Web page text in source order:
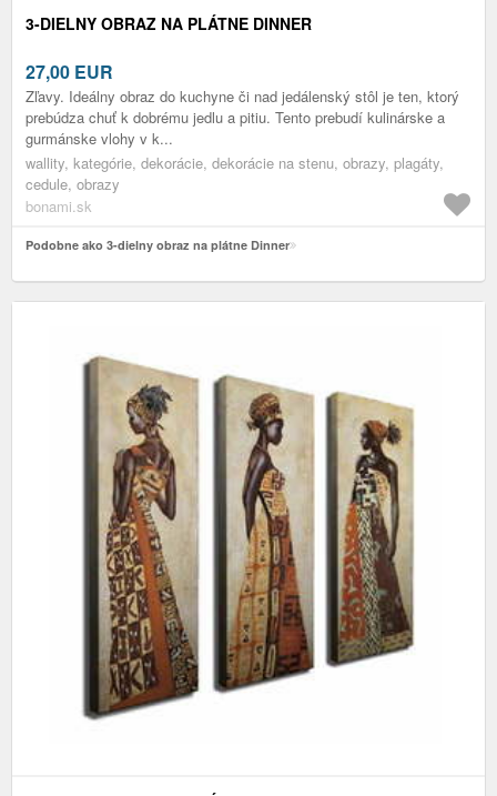
3-DIELNY OBRAZ NA PLÁTNE DINNER
27,00 EUR
Zľavy. Ideálny obraz do kuchyne či nad jedálenský stôl je ten, ktorý
prebúdza chuť k dobrému jedlu a pitiu. Tento prebudí kulinárske a
gurmánske vlohy v k...
wallity, kategórie, dekorácie, dekorácie na stenu, obrazy, plagáty,
cedule, obrazy
bonami.sk
Podobne ako 3-dielny obraz na plátne Dinner